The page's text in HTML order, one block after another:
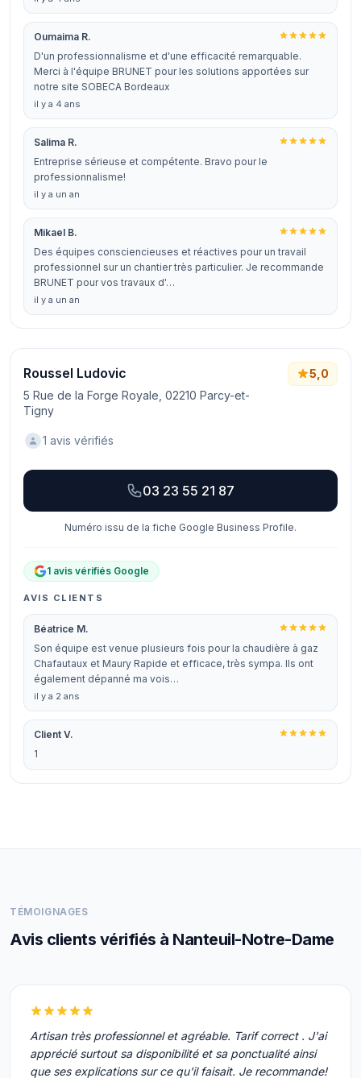
Oumaima R.
D'un professionnalisme et d'une efficacité remarquable.
Merci à l'équipe BRUNET pour les solutions apportées sur
notre site SOBECA Bordeaux
il y a 4 ans
Salima R.
Entreprise sérieuse et compétente. Bravo pour le
professionnalisme!
il y a un an
Mikael B.
Des équipes consciencieuses et réactives pour un travail
professionnel sur un chantier très particulier. Je recommande
BRUNET pour vos travaux d'…
il y a un an
Roussel Ludovic
5 Rue de la Forge Royale, 02210 Parcy-et-
Tigny
5,0
1 avis vérifiés
03 23 55 21 87
Numéro issu de la fiche Google Business Profile.
1 avis vérifiés Google
AVIS CLIENTS
Béatrice M.
Son équipe est venue plusieurs fois pour la chaudière à gaz
Chafautaux et Maury Rapide et efficace, très sympa. Ils ont
également dépanné ma vois…
il y a 2 ans
Client V.
1
TÉMOIGNAGES
Avis clients vérifiés à Nanteuil-Notre-Dame
Artisan très professionnel et agréable. Tarif correct . J'ai
apprécié surtout sa disponibilité et sa ponctualité ainsi
que ses explications sur ce qu'il faisait. Je recommande!